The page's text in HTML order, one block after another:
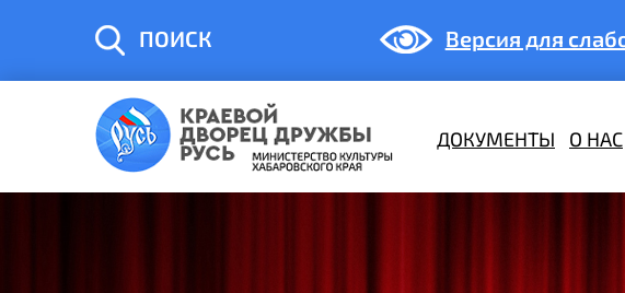
ПОИСК Версия для
ДОКУМЕНТЫ О НАС